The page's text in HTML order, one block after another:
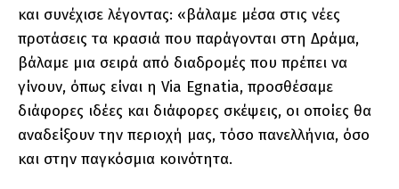
και συνέχισε λέγοντας: «βάλαμε μέσα στις νέες
προτάσεις τα κρασιά που παράγονται στη Δράμα,
βάλαμε μια σειρά από διαδρομές που πρέπει να
γίνουν, όπως είναι η Via Egnatia, προσθέσαμε
διάφορες ιδέες και διάφορες σκέψεις, οι οποίες θα
αναδείξουν την περιοχή μας, τόσο πανελλήνια, όσο
και στην παγκόσμια κοινότητα.